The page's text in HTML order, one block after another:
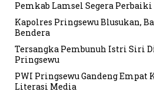
Pemkab Lamsel Segera
Kapolres Pringsewu Blusukan,
Bendera
Tersangka Pembunuh Istri Siri
Pringsewu
PWI Pringsewu Gandeng Empat
Literasi Media